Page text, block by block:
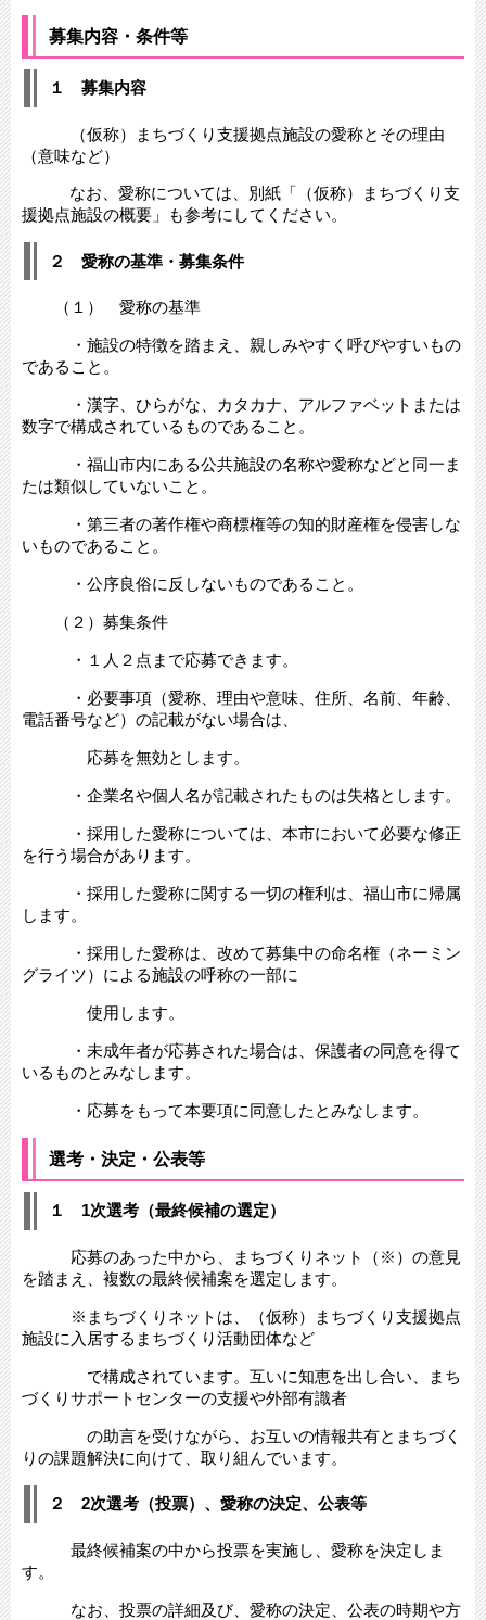
募集内容・条件等
１ 募集内容
（仮称）まちづくり支援拠点施設の愛称とその理由
（意味など）
なお、愛称については、別紙「（仮称）まちづくり支
援拠点施設の概要」も参考にしてください。
２ 愛称の基準・募集条件
（１） 愛称の基準
・施設の特徴を踏まえ、親しみやすく呼びやすいもの
であること。
・漢字、ひらがな、カタカナ、アルファベットまたは
数字で構成されているものであること。
・福山市内にある公共施設の名称や愛称などと同一ま
たは類似していないこと。
・第三者の著作権や商標権等の知的財産権を侵害しな
いものであること。
・公序良俗に反しないものであること。
（２）募集条件
・１人２点まで応募できます。
・必要事項（愛称、理由や意味、住所、名前、年齢、
電話番号など）の記載がない場合は、
応募を無効とします。
・企業名や個人名が記載されたものは失格とします。
・採用した愛称については、本市において必要な修正
を行う場合があります。
・採用した愛称に関する一切の権利は、福山市に帰属
します。
・採用した愛称は、改めて募集中の命名権（ネーミン
グライツ）による施設の呼称の一部に
使用します。
・未成年者が応募された場合は、保護者の同意を得て
いるものとみなします。
・応募をもって本要項に同意したとみなします。
選考・決定・公表等
１ 1次選考（最終候補の選定）
応募のあった中から、まちづくりネット（※）の意見
を踏まえ、複数の最終候補案を選定します。
※まちづくりネットは、（仮称）まちづくり支援拠点
施設に入居するまちづくり活動団体など
で構成されています。互いに知恵を出し合い、まち
づくりサポートセンターの支援や外部有識者
の助言を受けながら、お互いの情報共有とまちづく
りの課題解決に向けて、取り組んでいます。
２ 2次選考（投票）、愛称の決定、公表等
最終候補案の中から投票を実施し、愛称を決定しま
す。
なお、投票の詳細及び、愛称の決定、公表の時期や方